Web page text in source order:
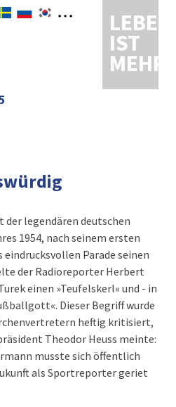
LEBEN
IST
MEHR
der legendären deutschen
1954, nach seinem ersten
Parade seinen
der Radioreporter Herbert
einen »Teufelskerl« und - in
Dieser Begriff wurde
heftig kritisiert,
Theodor Heuss meinte:
musste sich öffentlich
als Sportreporter geriet